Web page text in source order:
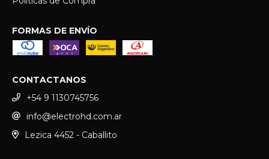
FORMAS DE ENVÍO
CONTACTANOS
+54 9 1130745756
info@electrohd.com.ar
Lezica 4452 - Caballito